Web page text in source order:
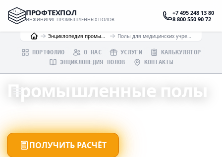
ПРОФТЕХПОЛ
ИНЖИНИРИГ ПРОМЫШЛЕННЫХ ПОЛОВ
+7 495 248 13 80
8 800 550 90 72
ПОРТФОЛИО О НАС УСЛУГИ
КАЛЬКУЛЯТОР
ЭНЦИКЛОПЕДИЯ ПОЛОВ
КОНТАКТЫ
Промышленные полы
ПОЛУЧИТЬ РАСЧЁТ